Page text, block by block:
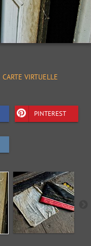
VIRTUELLE
PINTEREST